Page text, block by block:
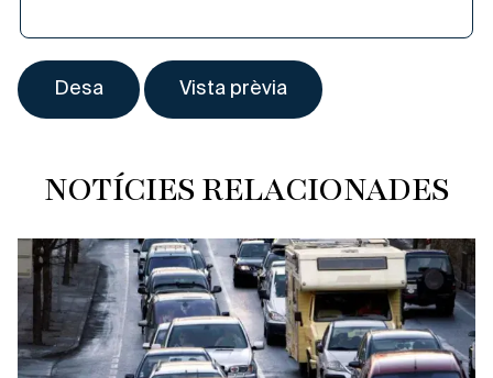
NOTÍCIES RELACIONADES